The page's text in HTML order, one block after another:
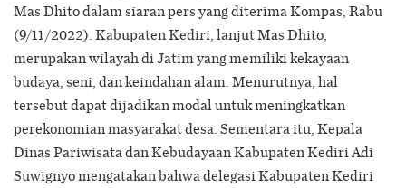
Mas Dhito dalam siaran pers yang diterima Kompas, Rabu
(9/11/2022). Kabupaten Kediri, lanjut Mas Dhito,
merupakan wilayah di Jatim yang memiliki kekayaan
budaya, seni, dan keindahan alam. Menurutnya, hal
tersebut dapat dijadikan modal untuk meningkatkan
perekonomian masyarakat desa. Sementara itu, Kepala
Dinas Pariwisata dan Kebudayaan Kabupaten Kediri Adi
Suwignyo mengatakan bahwa delegasi Kabupaten Kediri